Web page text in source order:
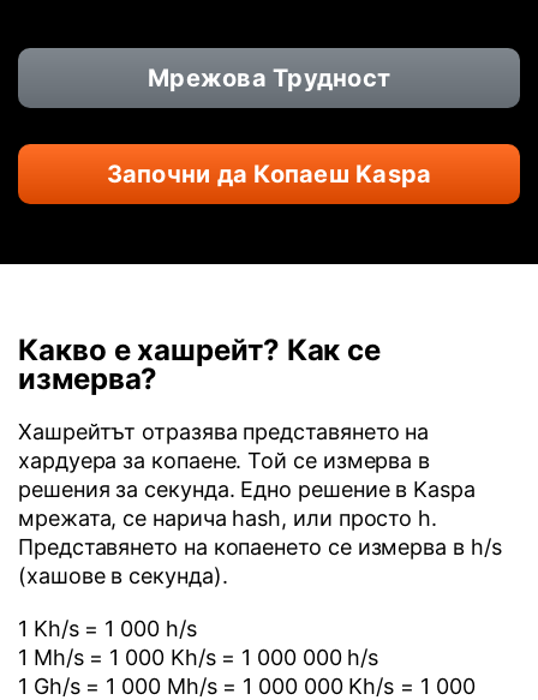
Мрежова Трудност
Започни да Копаеш Kaspa
Какво е хашрейт? Как се
измерва?
Хашрейтът отразява представянето на
хардуера за копаене. Той се измерва в
решения за секунда. Едно решение в Kaspa
мрежата, се нарича hash, или просто h.
Представянето на копаенето се измерва в h/s
(хашове в секунда).
1 Kh/s = 1 000 h/s
1 Mh/s = 1 000 Kh/s = 1 000 000 h/s
1 Gh/s = 1 000 Mh/s = 1 000 000 Kh/s = 1 000